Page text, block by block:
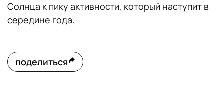
Солнца к пику активности, который наступит в
середине года.
поделиться